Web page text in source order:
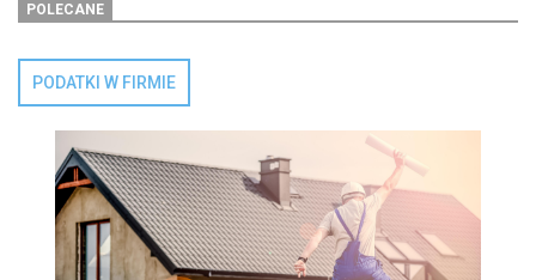
POLECANE
PODATKI W FIRMIE